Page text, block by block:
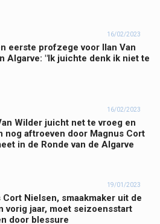
16/02/2023
eerste profzege voor Ilan Van
Algarve: "Ik juichte denk ik niet te
16/02/2023
Wilder juicht net te vroeg en
nog aftroeven door Magnus Cort
in de Ronde van de Algarve
19/01/2023
Cort Nielsen, smaakmaker uit de
vorig jaar, moet seizoensstart
door blessure